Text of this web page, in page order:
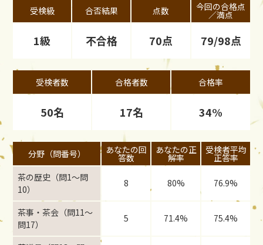
受検級 合否結果 点数 今回の合格点
／満点
1級 不合格 70点 79/98点
受検者数 合格者数 合格率
50名 17名 34%
分野（問番号） あなたの回
答数
あなたの正
解率
受検者平均
正答率
茶の歴史（問1〜問
10）
8 80% 76.9%
茶事・茶会（問11〜
問17）
5 71.4% 75.4%